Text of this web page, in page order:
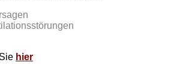
hier